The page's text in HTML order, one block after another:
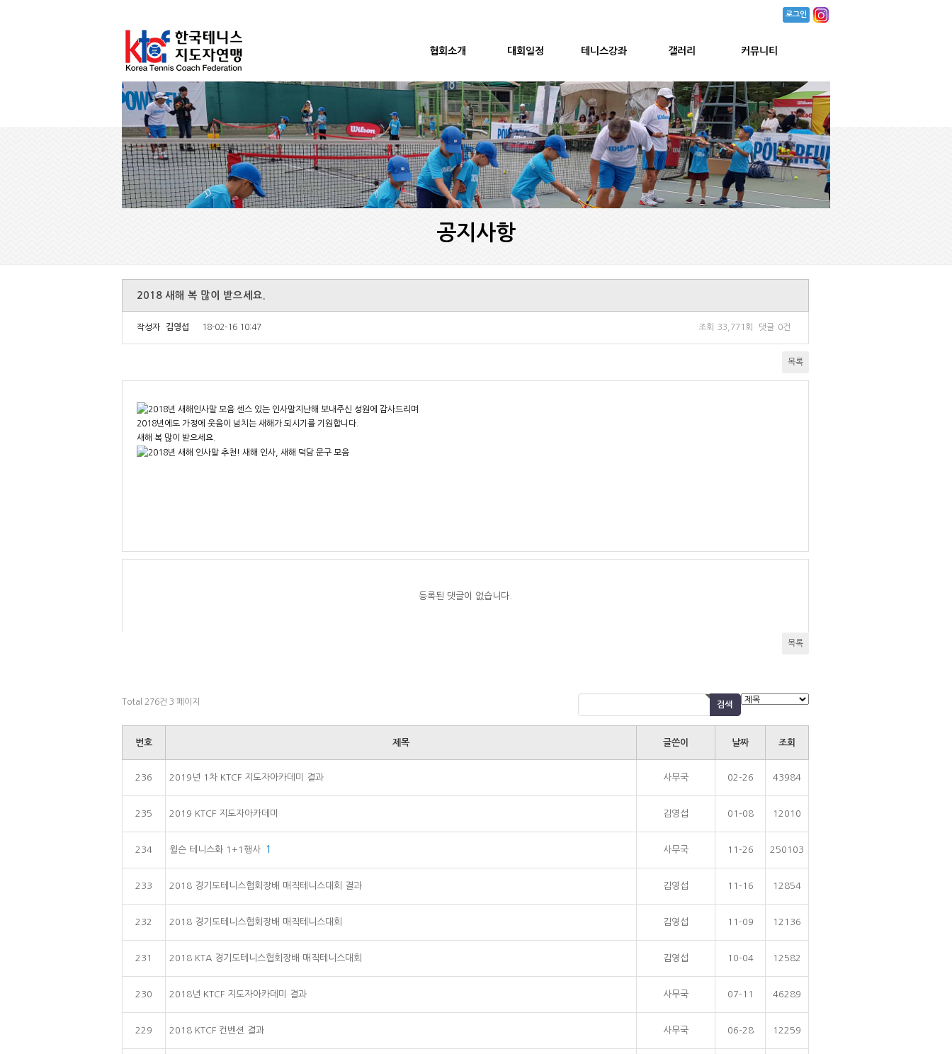
협회소개 대회일정 테니스강좌 갤러리 커뮤니티
로그인
공지사항
2018 새해 복 많이 받으세요.
작성자 김영섭 18-02-16 10:47 조회 33,771회 댓글 0건
목록
지난해 보내주신 성원에 감사드리며
2018년에도 가정에 웃음이 넘치는 새해가 되시기를 기원합니다.
새해 복 많이 받으세요.
등록된 댓글이 없습니다.
목록
Total 276건 3 페이지
번호 제목 글쓴이 날짜 조회
236 2019년 1차 KTCF 지도자아카데미 결과 사무국 02-26 43984
235 2019 KTCF 지도자아카데미 김영섭 01-08 12010
234 윌슨 테니스화 1+1행사 1 사무국 11-26 250103
233 2018 경기도테니스협회장배 매직테니스대회 결과 김영섭 11-16 12854
232 2018 경기도테니스협회장배 매직테니스대회 김영섭 11-09 12136
231 2018 KTA 경기도테니스협회장배 매직테니스대회 김영섭 10-04 12582
230 2018년 KTCF 지도자아카데미 결과 사무국 07-11 46289
229 2018 KTCF 컨벤션 결과 사무국 06-28 12259